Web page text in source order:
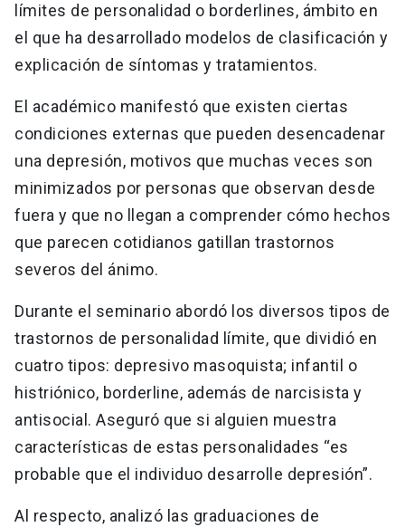
límites de personalidad o borderlines, ámbito en
el que ha desarrollado modelos de clasificación y
explicación de síntomas y tratamientos.
El académico manifestó que existen ciertas
condiciones externas que pueden desencadenar
una depresión, motivos que muchas veces son
minimizados por personas que observan desde
fuera y que no llegan a comprender cómo hechos
que parecen cotidianos gatillan trastornos
severos del ánimo.
Durante el seminario abordó los diversos tipos de
trastornos de personalidad límite, que dividió en
cuatro tipos: depresivo masoquista; infantil o
histriónico, borderline, además de narcisista y
antisocial. Aseguró que si alguien muestra
características de estas personalidades “es
probable que el individuo desarrolle depresión”.
Al respecto, analizó las graduaciones de